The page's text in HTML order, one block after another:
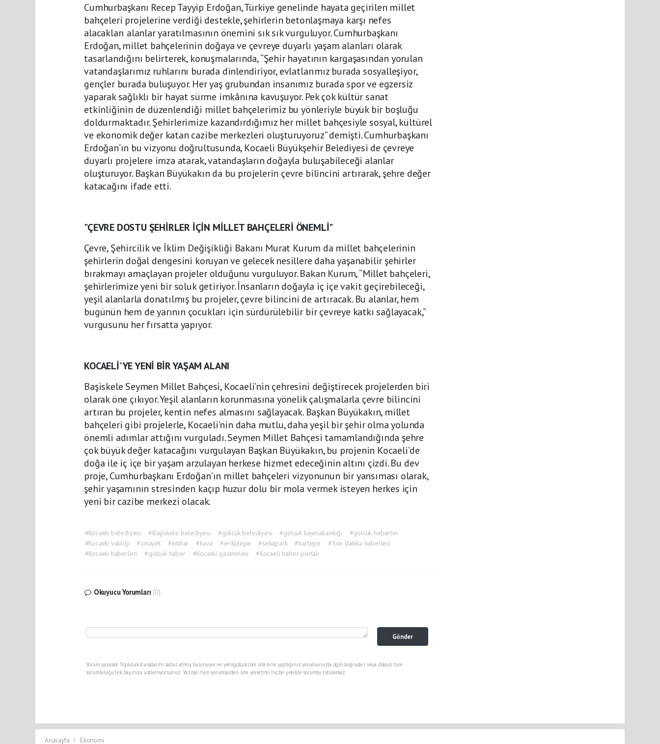
Cumhurbaşkanı Recep Tayyip Erdoğan, Türkiye genelinde hayata geçirilen millet
bahçeleri projelerine verdiği destekle, şehirlerin betonlaşmaya karşı nefes
alacakları alanlar yaratılmasının önemini sık sık vurguluyor. Cumhurbaşkanı
Erdoğan, millet bahçelerinin doğaya ve çevreye duyarlı yaşam alanları olarak
tasarlandığını belirterek, konuşmalarında, “Şehir hayatının kargaşasından yorulan
vatandaşlarımız ruhlarını burada dinlendiriyor, evlatlarımız burada sosyalleşiyor,
gençler burada buluşuyor. Her yaş grubundan insanımız burada spor ve egzersiz
yaparak sağlıklı bir hayat sürme imkânına kavuşuyor. Pek çok kültür sanat
etkinliğinin de düzenlendiği millet bahçelerimiz bu yönleriyle büyük bir boşluğu
doldurmaktadır. Şehirlerimize kazandırdığımız her millet bahçesiyle sosyal, kültürel
ve ekonomik değer katan cazibe merkezleri oluşturuyoruz” demişti. Cumhurbaşkanı
Erdoğan’ın bu vizyonu doğrultusunda, Kocaeli Büyükşehir Belediyesi de çevreye
duyarlı projelere imza atarak, vatandaşların doğayla buluşabileceği alanlar
oluşturuyor. Başkan Büyükakın da bu projelerin çevre bilincini artırarak, şehre değer
katacağını ifade etti.
"ÇEVRE DOSTU ŞEHİRLER İÇİN MİLLET BAHÇELERİ ÖNEMLİ"
Çevre, Şehircilik ve İklim Değişikliği Bakanı Murat Kurum da millet bahçelerinin
şehirlerin doğal dengesini koruyan ve gelecek nesillere daha yaşanabilir şehirler
bırakmayı amaçlayan projeler olduğunu vurguluyor. Bakan Kurum, “Millet bahçeleri,
şehirlerimize yeni bir soluk getiriyor. İnsanların doğayla iç içe vakit geçirebileceği,
yeşil alanlarla donatılmış bu projeler, çevre bilincini de artıracak. Bu alanlar, hem
bugünün hem de yarının çocukları için sürdürülebilir bir çevreye katkı sağlayacak,”
vurgusunu her fırsatta yapıyor.
KOCAELİ'YE YENİ BİR YAŞAM ALANI
Başiskele Seymen Millet Bahçesi, Kocaeli’nin çehresini değiştirecek projelerden biri
olarak öne çıkıyor. Yeşil alanların korunmasına yönelik çalışmalarla çevre bilincini
artıran bu projeler, kentin nefes almasını sağlayacak. Başkan Büyükakın, millet
bahçeleri gibi projelerle, Kocaeli’nin daha mutlu, daha yeşil bir şehir olma yolunda
önemli adımlar attığını vurguladı. Seymen Millet Bahçesi tamamlandığında şehre
çok büyük değer katacağını vurgulayan Başkan Büyükakın, bu projenin Kocaeli’de
doğa ile iç içe bir yaşam arzulayan herkese hizmet edeceğinin altını çizdi. Bu dev
proje, Cumhurbaşkanı Erdoğan’ın millet bahçeleri vizyonunun bir yansıması olarak,
şehir yaşamının stresinden kaçıp huzur dolu bir mola vermek isteyen herkes için
yeni bir cazibe merkezi olacak.
#Kocaeli belediyesi #Başiskele belediyesi #gölcük belediyesi #gölcük kaymakamlığı
#gölcük haberler
#Kocaeli valiliği
#cinayet #intihar #kaza #eriklitepe #sekapark #kartepe
#Son dakika haberleri
#Kocaeli haberleri
#gölcük haber #Kocaeli gazeteleri #Kocaeli haber portalı
Okuyucu Yorumları (0)
Gönder
Yorum yazarak Topluluk Kuralları’nı kabul etmiş bulunuyor ve yenigolcuk.com sitesine yaptığınız yorumunuzla ilgili doğrudan veya dolaylı tüm
sorumluluğu tek başınıza üstleniyorsunuz. Yazılan tüm yorumlardan site yönetimi hiçbir şekilde sorumlu tutulamaz.
Anasayfa Ekonomi